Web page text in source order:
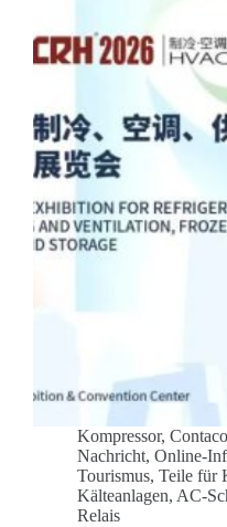
Kompressor,
Nachricht, Online-
Tourismus, Teile für
Kälteanlagen, AC-
Relais